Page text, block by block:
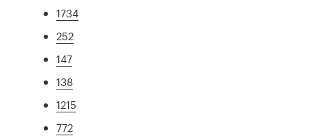
1734
252
147
138
1215
772